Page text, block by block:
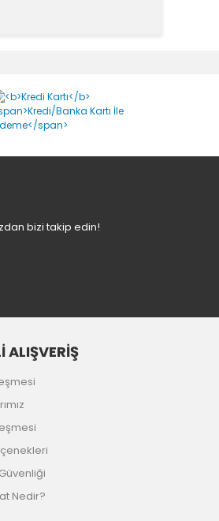
bizi takip edin!
ALIŞVERİŞ
Nedir?